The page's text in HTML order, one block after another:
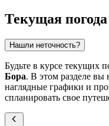
Текущая погода
Нашли неточность?
Будьте в курсе текущих
Бора. В этом разделе вы
наглядные графики и
спланировать свое